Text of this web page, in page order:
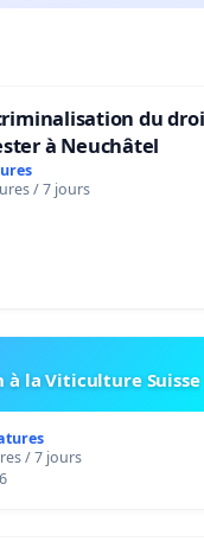
du
à Neuchâtel
/ 7 jours
à la Viticulture Suisse
/ 7 jours